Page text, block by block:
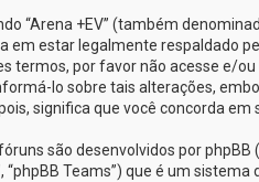
“Arena +EV” (também
em estar legalmente respaldado
termos, por favor não acesse e/
lo sobre tais alterações,
significa que você concorda
são desenvolvidos por phpBB
“phpBB Teams”) que é um